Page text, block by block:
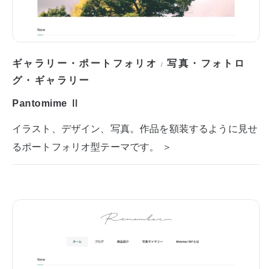
ギャラリー・ポートフォリオ /写真・フォトロ
グ・ギャラリー
Pantomime Ⅱ
イラスト、デザイン、写真。作品を額装するように見せ
るポートフォリオ型テーマです。 ＞